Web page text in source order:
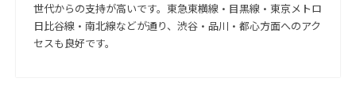
世代からの支持が高いです。東急東横線・目黒線・東京メトロ
日比谷線・南北線などが通り、渋谷・品川・都心方面へのアク
セスも良好です。